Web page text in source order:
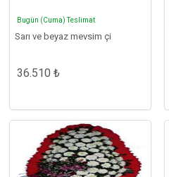
Bugün (Cuma) Teslimat
Sarı ve beyaz mevsim çi
36.510 ₺